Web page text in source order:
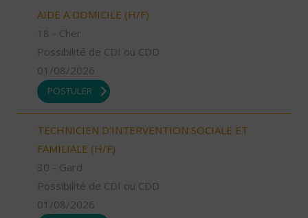
AIDE A DOMICILE (H/F)
18 - Cher
Possibilité de CDI ou CDD
01/08/2026
POSTULER
TECHNICIEN D’INTERVENTION SOCIALE ET
FAMILIALE (H/F)
30 - Gard
Possibilité de CDI ou CDD
01/08/2026